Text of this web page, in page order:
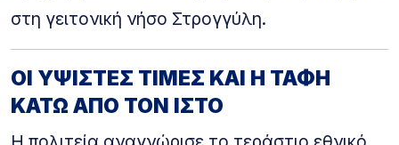
στη γειτονική νήσο Στρογγύλη.
ΟΙ ΥΨΙΣΤΕΣ ΤΙΜΕΣ ΚΑΙ Η ΤΑΦΗ
ΚΑΤΩ ΑΠΟ ΤΟΝ ΙΣΤΟ